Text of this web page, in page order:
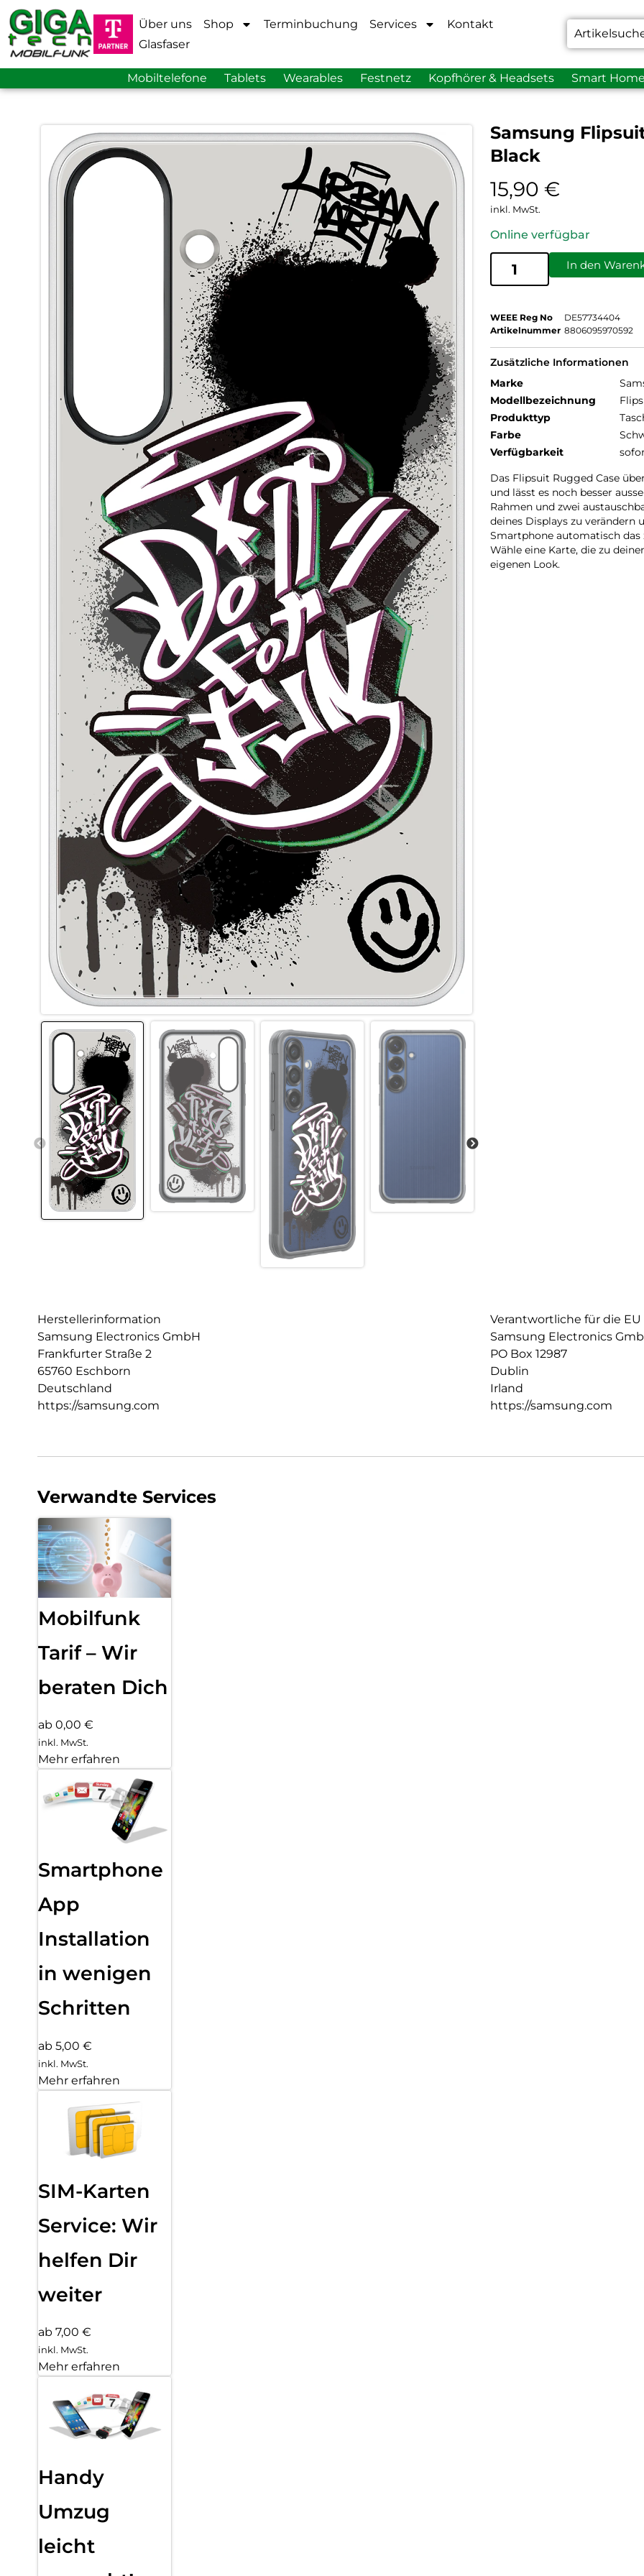
Über uns Shop Terminbuchung Services
Kontakt
Glasfaser
Mobiltelefone Tablets Wearables Festnetz Kopfhörer & Headsets Smart
Samsung
Black
15,90 €
inkl. MwSt.
Online verfügbar
In den
WEEE Reg No
DE57734404
Artikelnummer 8806095970592
Zusätzliche Informationen
Marke
Modellbezeichnung
Produkttyp
Farbe
Verfügbarkeit
Das Flipsuit Rugged Case
und lässt es noch besser
Rahmen und zwei
deines Displays zu verändern
Smartphone automatisch
Wähle eine Karte, die zu
eigenen Look.
Herstellerinformation
Samsung Electronics GmbH
Frankfurter Straße 2
65760 Eschborn
Deutschland
https://samsung.com
Verantwortliche für die EU
Samsung Electronics
PO Box 12987
Dublin
Irland
https://samsung.com
Verwandte Services
Mobilfunk
Tarif – Wir
beraten Dich
ab 0,00 €
inkl. MwSt.
Mehr erfahren
Smartphone
App
Installation
in wenigen
Schritten
ab 5,00 €
inkl. MwSt.
Mehr erfahren
SIM-Karten
Service: Wir
helfen Dir
weiter
ab 7,00 €
inkl. MwSt.
Mehr erfahren
Handy
Umzug
leicht